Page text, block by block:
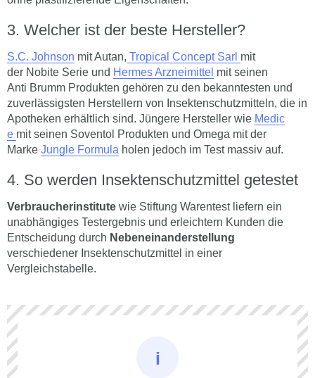
Welcher ist der beste Hersteller?
S.C. Johnson mit Autan, Tropical Concept Sarl mit
der Nobite Serie und Hermes Arzneimittel mit seinen
Anti Brumm Produkten gehören zu den bekanntesten und
zuverlässigsten Herstellern von Insektenschutzmitteln, die in
Apotheken erhältlich sind. Jüngere Hersteller wie Medic
e mit seinen Soventol Produkten und Omega mit der
Marke Jungle Formula holen jedoch im Test massiv auf.
So werden Insektenschutzmittel getestet
Verbraucherinstitute wie Stiftung Warentest liefern ein
unabhängiges Testergebnis und erleichtern Kunden die
Entscheidung durch Nebeneinanderstellung
verschiedener Insektenschutzmittel in einer
Vergleichstabelle.